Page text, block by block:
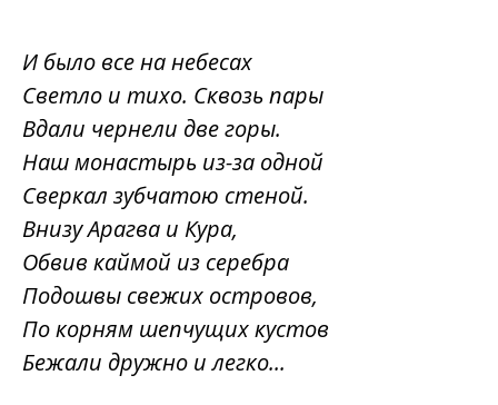
И было все на небесах
Светло и тихо. Сквозь пары
Вдали чернели две горы.
Наш монастырь из-за одной
Сверкал зубчатою стеной.
Внизу Арагва и Кура,
Обвив каймой из серебра
Подошвы свежих островов,
По корням шепчущих кустов
Бежали дружно и легко...